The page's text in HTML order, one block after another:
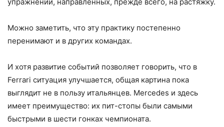
Можно заметить, что эту практику постепенно
перенимают и в других командах.
И хотя развитие событий позволяет говорить, что в
Ferrari ситуация улучшается, общая картина пока
выглядит не в пользу итальянцев. Mercedes и здесь
имеет преимущество: их пит-стопы были самыми
быстрыми в шести гонках чемпионата.